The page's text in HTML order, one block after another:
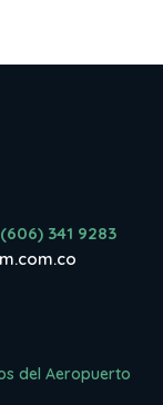
(606) 341 9283
del Aeropuerto